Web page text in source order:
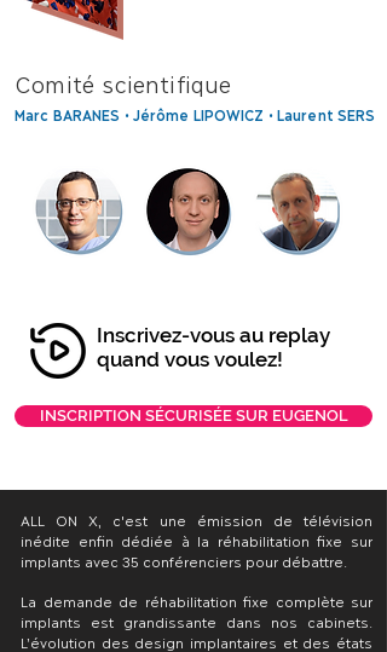
Inscrivez-vous au replay
quand vous voulez!
INSCRIPTION SÉCURISÉE SUR EUGENOL
Comité scientifique
Marc BARANES • Jérôme LIPOWICZ • Laurent SERS
ALL ON X, c'est une émission de télévision
inédite enfin dédiée à la réhabilitation fixe sur
implants avec 35 conférenciers pour débattre.
La demande de réhabilitation fixe complète sur
implants est grandissante dans nos cabinets.
L’évolution des design implantaires et des états